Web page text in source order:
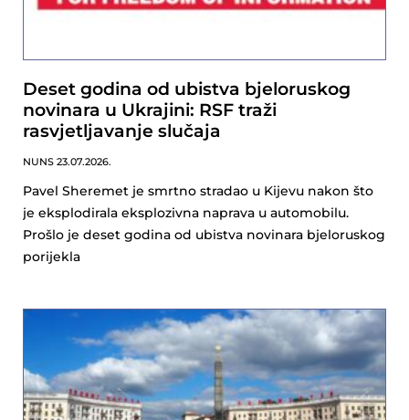
Deset godina od ubistva bjeloruskog
novinara u Ukrajini: RSF traži
rasvjetljavanje slučaja
NUNS 23.07.2026.
Pavel Sheremet je smrtno stradao u Kijevu nakon što
je eksplodirala eksplozivna naprava u automobilu.
Prošlo je deset godina od ubistva novinara bjeloruskog
porijekla